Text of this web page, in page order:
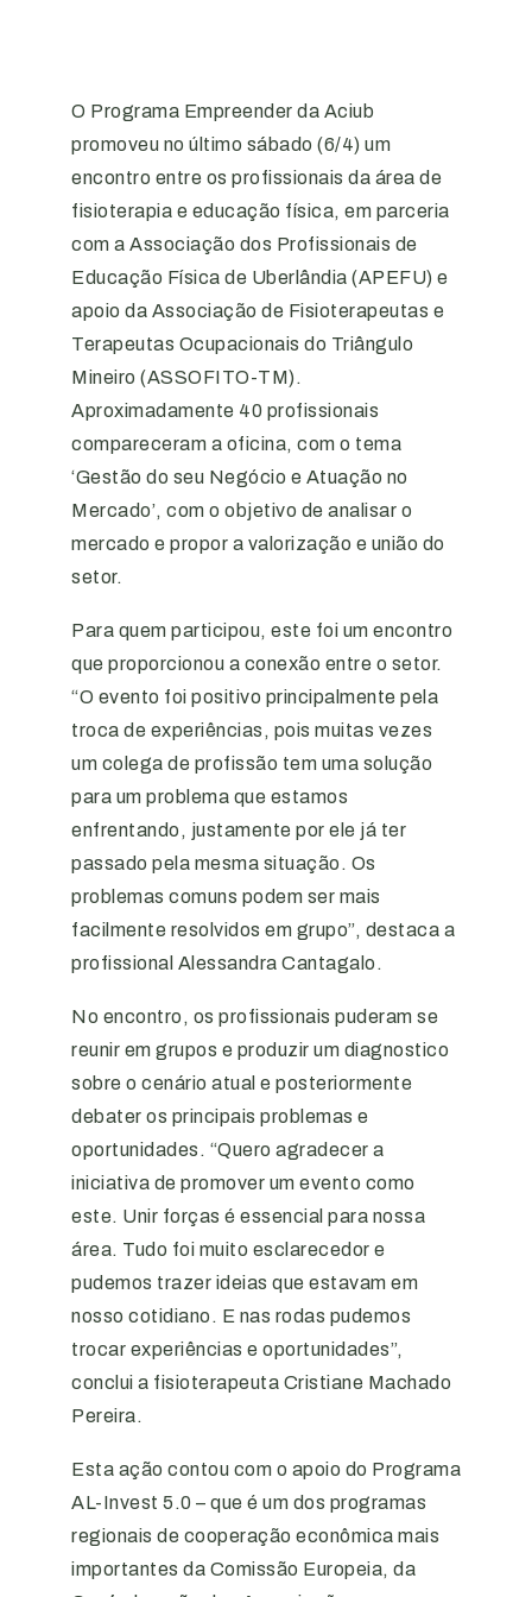
O Programa Empreender da Aciub
promoveu no último sábado (6/4) um
encontro entre os profissionais da área de
fisioterapia e educação física, em parceria
com a Associação dos Profissionais de
Educação Física de Uberlândia (APEFU) e
apoio da Associação de Fisioterapeutas e
Terapeutas Ocupacionais do Triângulo
Mineiro (ASSOFITO-TM).
Aproximadamente 40 profissionais
compareceram a oficina, com o tema
‘Gestão do seu Negócio e Atuação no
Mercado’, com o objetivo de analisar o
mercado e propor a valorização e união do
setor.
Para quem participou, este foi um encontro
que proporcionou a conexão entre o setor.
“O evento foi positivo principalmente pela
troca de experiências, pois muitas vezes
um colega de profissão tem uma solução
para um problema que estamos
enfrentando, justamente por ele já ter
passado pela mesma situação. Os
problemas comuns podem ser mais
facilmente resolvidos em grupo”, destaca a
profissional Alessandra Cantagalo.
No encontro, os profissionais puderam se
reunir em grupos e produzir um diagnostico
sobre o cenário atual e posteriormente
debater os principais problemas e
oportunidades. “Quero agradecer a
iniciativa de promover um evento como
este. Unir forças é essencial para nossa
área. Tudo foi muito esclarecedor e
pudemos trazer ideias que estavam em
nosso cotidiano. E nas rodas pudemos
trocar experiências e oportunidades”,
conclui a fisioterapeuta Cristiane Machado
Pereira.
Esta ação contou com o apoio do Programa
AL-Invest 5.0 – que é um dos programas
regionais de cooperação econômica mais
importantes da Comissão Europeia, da